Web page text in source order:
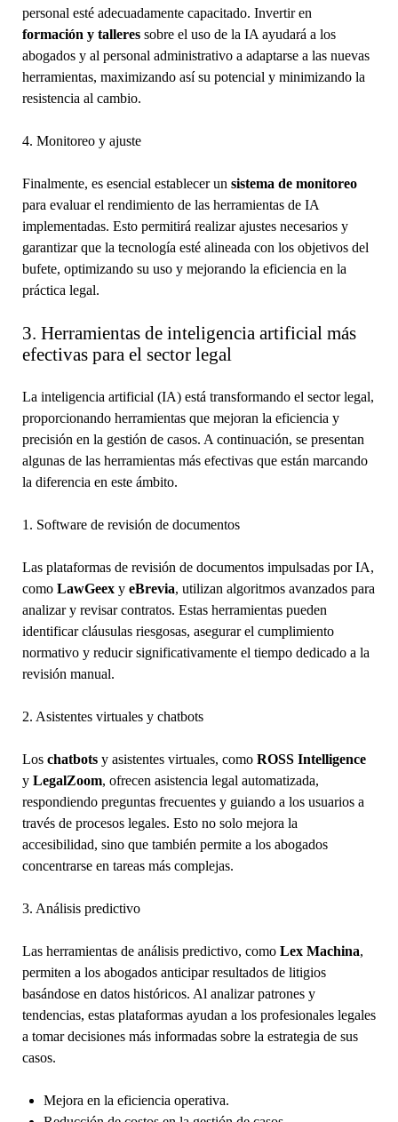
personal esté adecuadamente capacitado. Invertir en
formación y talleressobre el uso de la IA ayudará a los
abogados y al personal administrativo a adaptarse a las nuevas
herramientas, maximizando así su potencial y minimizando la
resistencia al cambio.
4. Monitoreo y ajuste
Finalmente, es esencial establecer un sistema de monitoreo
para evaluar el rendimiento de las herramientas de IA
implementadas. Esto permitirá realizar ajustes necesarios y
garantizar que la tecnología esté alineada con los objetivos del
bufete, optimizando su uso y mejorando la eficiencia en la
práctica legal.
3. Herramientas de inteligencia artificial más
efectivas para el sector legal
La inteligencia artificial (IA) está transformando el sector legal,
proporcionando herramientas que mejoran la eficiencia y
precisión en la gestión de casos. A continuación, se presentan
algunas de las herramientas más efectivas que están marcando
la diferencia en este ámbito.
1. Software de revisión de documentos
Las plataformas de revisión de documentos impulsadas por IA,
como LawGeexy eBrevia, utilizan algoritmos avanzados para
analizar y revisar contratos. Estas herramientas pueden
identificar cláusulas riesgosas, asegurar el cumplimiento
normativo y reducir significativamente el tiempo dedicado a la
revisión manual.
2. Asistentes virtuales y chatbots
Los chatbotsy asistentes virtuales, como ROSS Intelligence
y LegalZoom, ofrecen asistencia legal automatizada,
respondiendo preguntas frecuentes y guiando a los usuarios a
través de procesos legales. Esto no solo mejora la
accesibilidad, sino que también permite a los abogados
concentrarse en tareas más complejas.
3. Análisis predictivo
Las herramientas de análisis predictivo, como Lex Machina,
permiten a los abogados anticipar resultados de litigios
basándose en datos históricos. Al analizar patrones y
tendencias, estas plataformas ayudan a los profesionales legales
a tomar decisiones más informadas sobre la estrategia de sus
casos.
Mejora en la eficiencia operativa.